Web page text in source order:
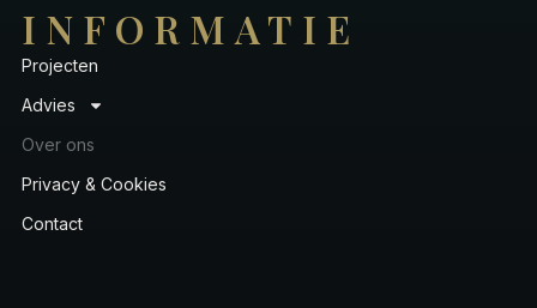
INFORMATIE
Projecten
Advies
Over ons
Privacy & Cookies
Contact